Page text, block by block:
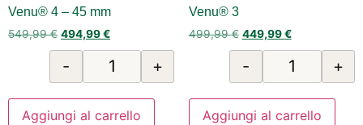
Venu® 4 – 45 mm
549,99€ 494,99€
- +
Aggiungi al carrello
Venu® 3
499,99€ 449,99€
- +
Aggiungi al carrello